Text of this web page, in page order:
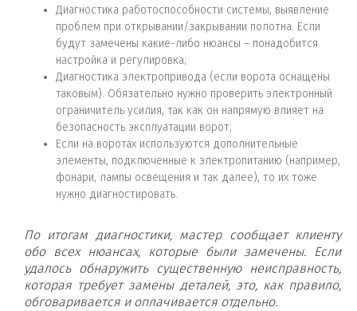
Диагностика работоспособности системы, выявление
проблем при открывании/закрывании полотна. Если
будут замечены какие-либо нюансы – понадобится
настройка и регулировка;
Диагностика электропривода (если ворота оснащены
таковым). Обязательно нужно проверить электронный
ограничитель усилия, так как он напрямую влияет на
безопасность эксплуатации ворот;
Если на воротах используются дополнительные
элементы, подключенные к электропитанию (например,
фонари, лампы освещения и так далее), то их тоже
нужно диагностировать.
По итогам диагностики, мастер сообщает клиенту
обо всех нюансах, которые были замечены. Если
удалось обнаружить существенную неисправность,
которая требует замены деталей, это, как правило,
обговаривается и оплачивается отдельно.